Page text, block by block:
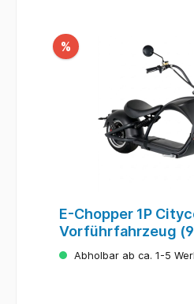
%
E-Chopper 1P
Vorführfahrzeug
Abholbar ab ca. 1-5